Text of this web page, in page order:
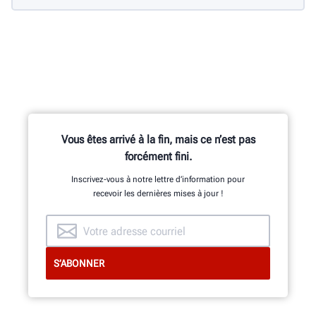
Vous êtes arrivé à la fin, mais ce n’est pas
forcément fini.
Inscrivez-vous à notre lettre d’information pour
recevoir les dernières mises à jour !